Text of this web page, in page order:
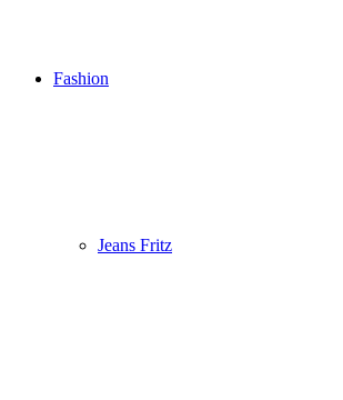
Fashion
Jeans Fritz